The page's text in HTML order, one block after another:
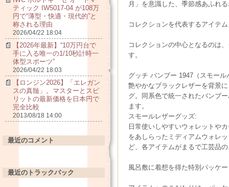
月」を意識した、季節感あふれ
コレクションを代表するアイテム
コレクションの中心となるのは
す。
グッチ バンブー 1947（スモール
艶やかなブラックレザーを背景
グ。同系色で統一されたバンブ
ます。
スモールレザーグッズ:
日常使いしやすいウォレットや
をあしらったミディアムウォレ
ど、各アイテムがまるで工芸品
風呂敷に着想を得た特別パッケ
ティック IW5017-04 が108万
円で“薄型・快適・現代的”と
称される理由
2026/04/22 18:04
【2026年最新】“10万円台で
手に入る唯一の1/10秒計時一
体型スポーツ”
2026/04/22 18:03
【ロンジン2026】「エレガン
スの真髄」。マスターとスピ
リットの最新価格を日本円で
完全比較
2013/08/18 14:00
最近のコメント
最近のトラックバック